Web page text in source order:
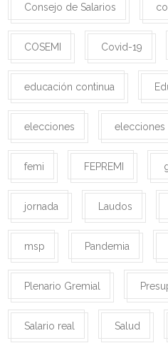
Consejo de Salarios
COSEMI Covid-19
educación continua
elecciones elecciones
femi FEPREMI
jornada Laudos
msp Pandemia
Plenario Gremial
Salario real Salud